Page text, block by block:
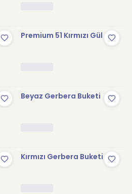
Premium 51 Kırmızı Gül
Beyaz Gerbera Buketi
Kırmızı Gerbera Buketi